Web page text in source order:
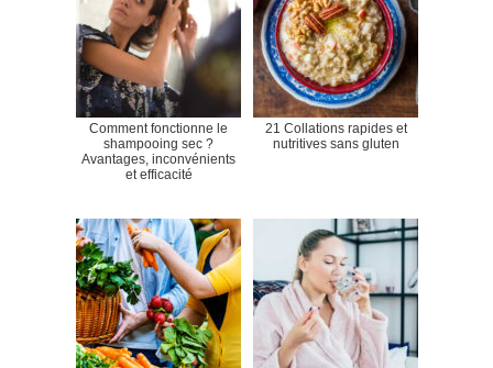
Comment fonctionne le
shampooing sec ?
Avantages, inconvénients
et efficacité
21 Collations rapides et
nutritives sans gluten